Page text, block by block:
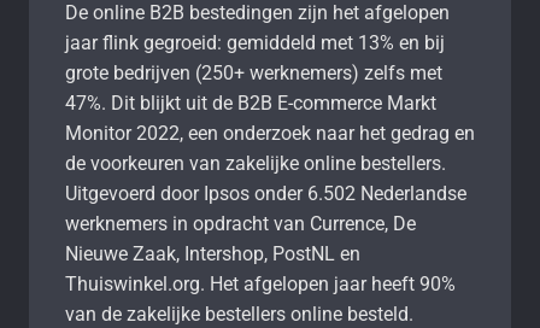
De online B2B bestedingen zijn het afgelopen
jaar flink gegroeid: gemiddeld met 13% en bij
grote bedrijven (250+ werknemers) zelfs met
47%. Dit blijkt uit de B2B E-commerce Markt
Monitor 2022, een onderzoek naar het gedrag en
de voorkeuren van zakelijke online bestellers.
Uitgevoerd door Ipsos onder 6.502 Nederlandse
werknemers in opdracht van Currence, De
Nieuwe Zaak, Intershop, PostNL en
Thuiswinkel.org. Het afgelopen jaar heeft 90%
van de zakelijke bestellers online besteld.